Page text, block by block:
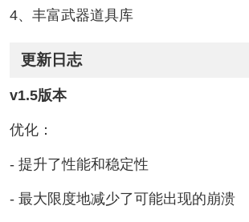
4、丰富武器道具库
更新日志
v1.5版本
优化：
- 提升了性能和稳定性
- 最大限度地减少了可能出现的崩溃